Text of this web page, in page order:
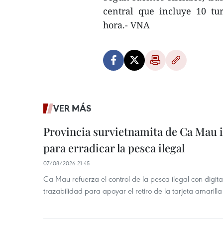
central que incluye 10
hora.- VNA
VER MÁS
Provincia survietnamita de Ca Mau
para erradicar la pesca ilegal
07/08/2026 21:45
Ca Mau refuerza el control de la pesca ilegal con
trazabilidad para apoyar el retiro de la tarjeta amarilla